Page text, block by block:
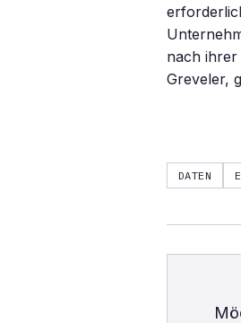
nach
Greveler,
DATEN